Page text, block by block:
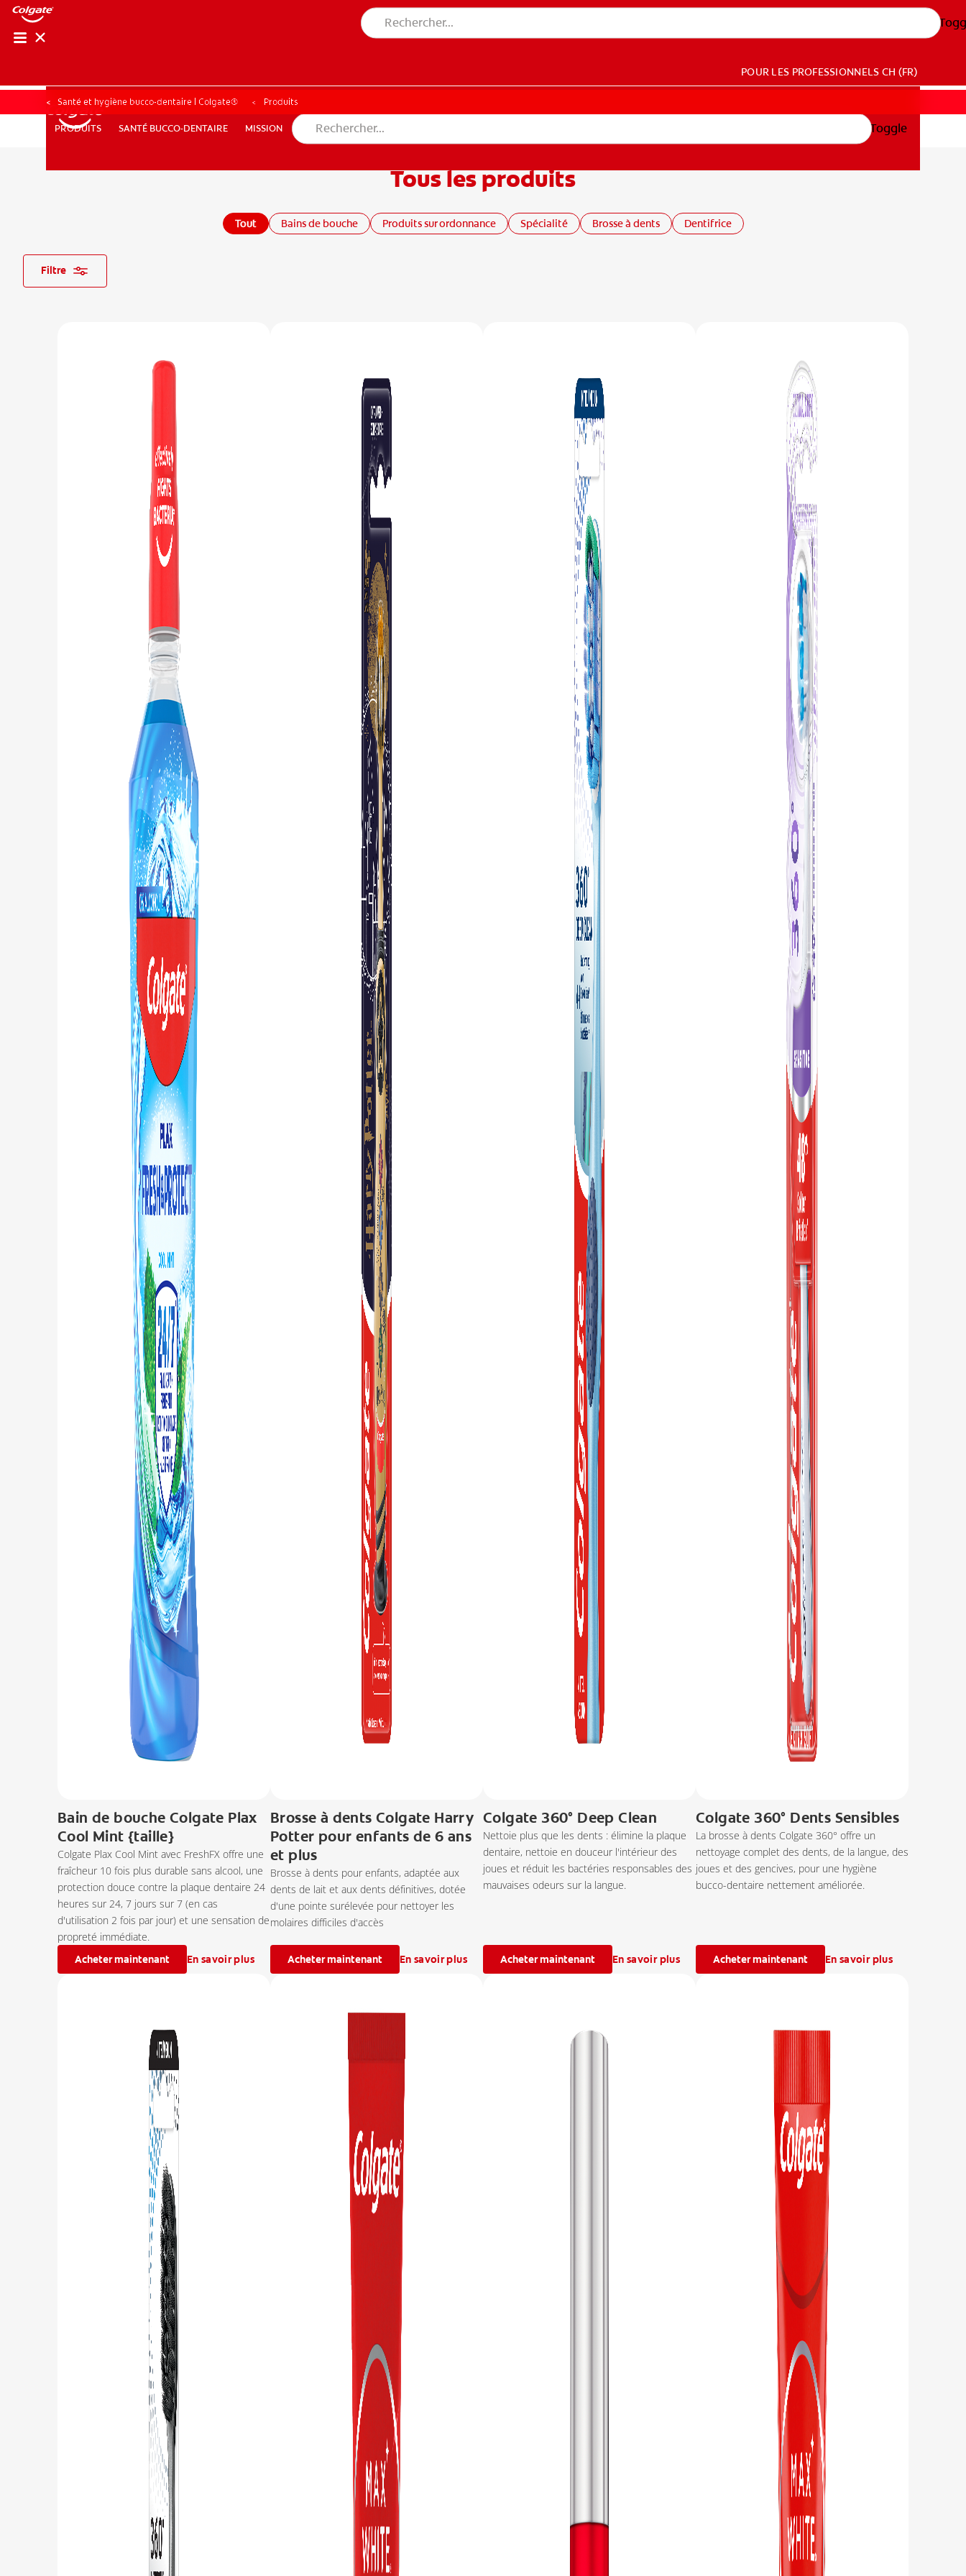
PRODUITS SANTÉ BUCCO-DENTAIRE MISSION
POUR LES PROFESSIONNELS CH (FR)
PRODUITS SANTÉ BUCCO-DENTAIRE MISSION Toggle
Santé et hygiène bucco-dentaire | Colgate® Produits
Tous les produits
Tout Bains de bouche Produits sur ordonnance Spécialité Brosse à dents Dentifrice
Filtre
Bain de bouche Colgate Plax
Cool Mint {taille}
Colgate Plax Cool Mint avec FreshFX offre une
fraîcheur 10 fois plus durable sans alcool, une
protection douce contre la plaque dentaire 24
heures sur 24, 7 jours sur 7 (en cas
d'utilisation 2 fois par jour) et une sensation de
propreté immédiate.
Acheter maintenant En savoir plus
Brosse à dents Colgate Harry
Potter pour enfants de 6 ans
et plus
Brosse à dents pour enfants, adaptée aux
dents de lait et aux dents définitives, dotée
d'une pointe surélevée pour nettoyer les
molaires difficiles d'accès
Acheter maintenant En savoir plus
Colgate 360° Deep Clean
Nettoie plus que les dents : élimine la plaque
dentaire, nettoie en douceur l'intérieur des
joues et réduit les bactéries responsables des
mauvaises odeurs sur la langue.
Acheter maintenant En savoir plus
Colgate 360° Dents Sensibles
La brosse à dents Colgate 360° offre un
nettoyage complet des dents, de la langue, des
joues et des gencives, pour une hygiène
bucco-dentaire nettement améliorée.
Acheter maintenant En savoir plus